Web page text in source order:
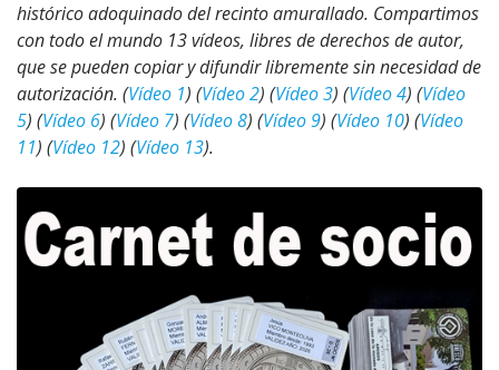
histórico adoquinado del recinto amurallado. Compartimos
con todo el mundo 13 vídeos, libres de derechos de autor,
que se pueden copiar y difundir libremente sin necesidad de
autorización. (Vídeo 1) (Vídeo 2) (Vídeo 3) (Vídeo 4) (Vídeo
5) (Vídeo 6) (Vídeo 7) (Vídeo 8) (Vídeo 9) (Vídeo 10) (Vídeo
11) (Vídeo 12) (Vídeo 13).